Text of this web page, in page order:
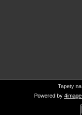
Tapety
Powered by